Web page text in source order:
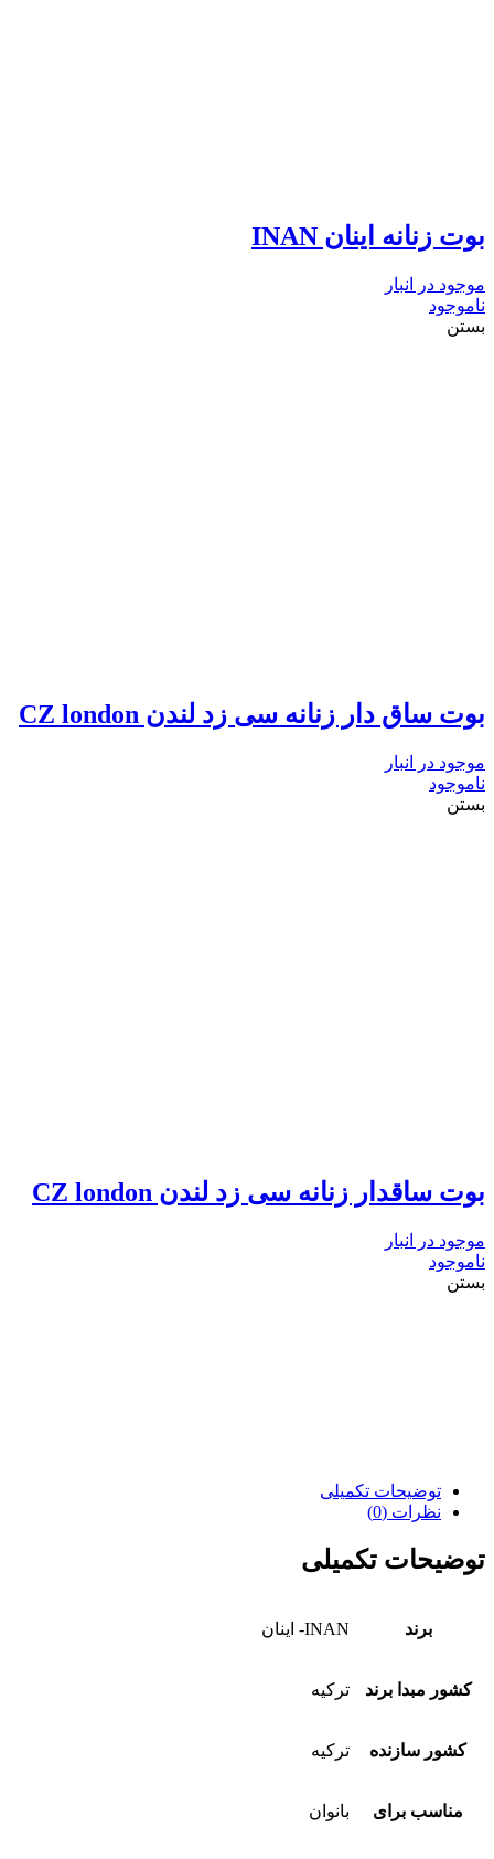
بوت زنانه اینان INAN
موجود در انبار
ناموجود
بستن
بوت ساق دار زنانه سی زد لندن CZ london
موجود در انبار
ناموجود
بستن
بوت ساقدار زنانه سی زد لندن CZ london
موجود در انبار
ناموجود
بستن
توضیحات تکمیلی
نظرات (0)
توضیحات تکمیلی
برند INAN- اینان
کشور مبدا برند ترکیه
کشور سازنده ترکیه
مناسب برای بانوان